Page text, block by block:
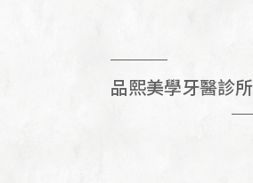
品熙美學牙醫診所